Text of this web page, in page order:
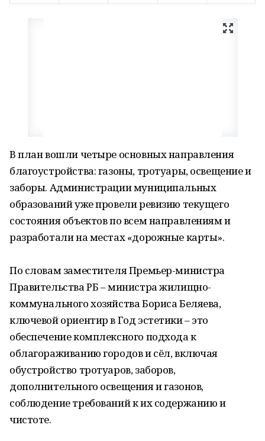
В план вошли четыре основных направления
благоустройства: газоны, тротуары, освещение и
заборы. Администрации муниципальных
образований уже провели ревизию текущего
состояния объектов по всем направлениям и
разработали на местах «дорожные карты».
По словам заместителя Премьер-министра
Правительства РБ – министра жилищно-
коммунального хозяйства Бориса Беляева,
ключевой ориентир в Год эстетики – это
обеспечение комплексного подхода к
облагораживанию городов и сёл, включая
обустройство тротуаров, заборов,
дополнительного освещения и газонов,
соблюдение требований к их содержанию и
чистоте.